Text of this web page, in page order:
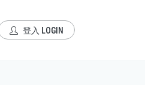
登入 LOGIN